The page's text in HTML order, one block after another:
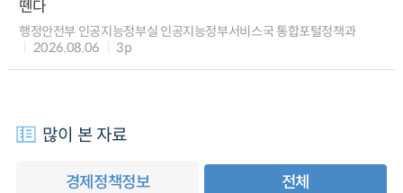
뗀다
행정안전부 인공지능정부실 인공지능정부서비스국 통합포털정책과
2026.08.06
3p
많이 본 자료
경제정책정보 전체